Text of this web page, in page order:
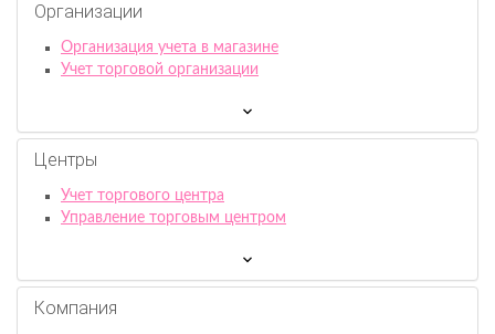
Организации
Организация учета в магазине
Учет торговой организации
Центры
Учет торгового центра
Управление торговым центром
Компания